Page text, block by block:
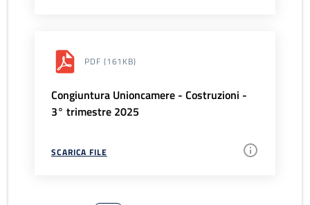
PDF (161KB)
Congiuntura Unioncamere - Costruzioni -
3° trimestre 2025
SCARICA FILE